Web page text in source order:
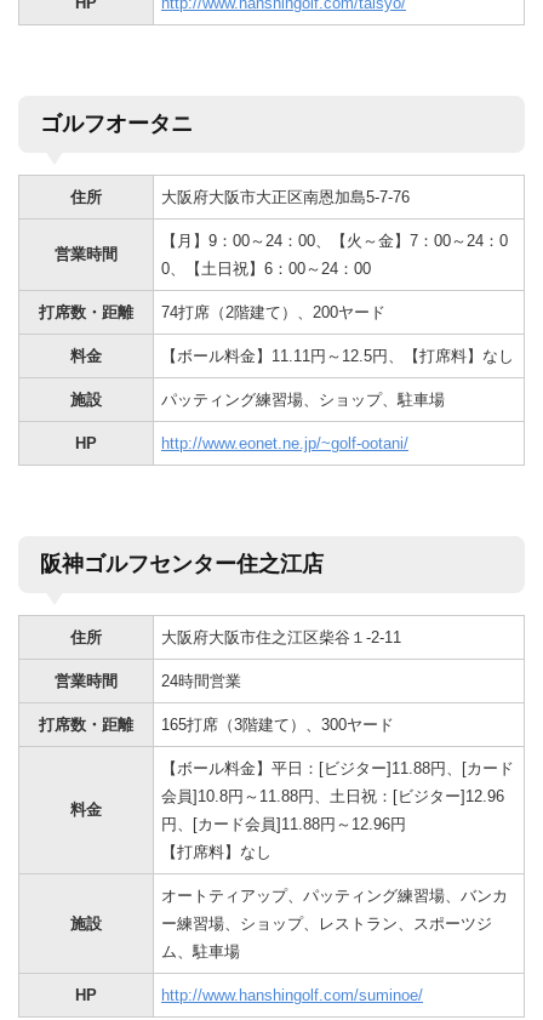
ゴルフオータニ
住所 大阪府大阪市大正区南恩加島5-7-76
営業時間
【月】9：00～24：00、【火～金】7：00～24：0
0、【土日祝】6：00～24：00
打席数・距離 74打席（2階建て）、200ヤード
料金 【ボール料金】11.11円～12.5円、【打席料】なし
施設 パッティング練習場、ショップ、駐車場
HP http://www.eonet.ne.jp/~golf-ootani/
阪神ゴルフセンター住之江店
住所 大阪府大阪市住之江区柴谷１-2-11
営業時間 24時間営業
打席数・距離 165打席（3階建て）、300ヤード
料金
【ボール料金】平日：[ビジター]11.88円、[カード
会員]10.8円～11.88円、土日祝：[ビジター]12.96
円、[カード会員]11.88円～12.96円
【打席料】なし
施設
オートティアップ、パッティング練習場、バンカ
ー練習場、ショップ、レストラン、スポーツジ
ム、駐車場
HP http://www.hanshingolf.com/suminoe/